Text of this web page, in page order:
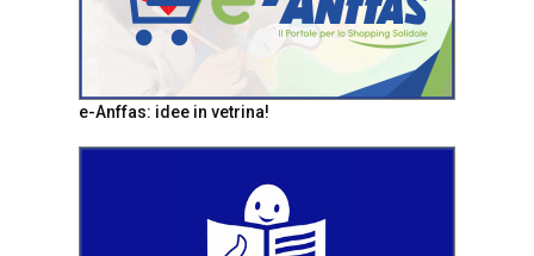
e-Anffas: idee in vetrina!